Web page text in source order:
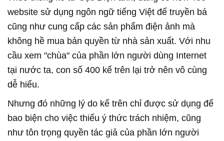
website sử dụng ngôn ngữ tiếng Việt để truyền bá
cũng như cung cấp các sản phẩm điện ảnh mà
không hề mua bản quyền từ nhà sản xuất. Với nhu
cầu xem "chùa" của phần lớn người dùng Internet
tại nước ta, con số 400 kể trên lại trở nên vô cùng
dễ hiểu.
Nhưng đó những lý do kể trên chỉ được sử dụng để
bao biện cho việc thiếu ý thức trách nhiệm, cũng
như tôn trọng quyền tác giả của phần lớn người